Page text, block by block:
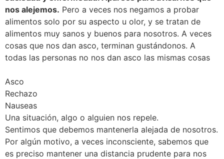
nos alejemos. Pero a veces nos negamos a probar
alimentos solo por su aspecto u olor, y se tratan de
alimentos muy sanos y buenos para nosotros. A veces
cosas que nos dan asco, terminan gustándonos. A
todas las personas no nos dan asco las mismas cosas
Asco
Rechazo
Nauseas
Una situación, algo o alguien nos repele.
Sentimos que debemos mantenerla alejada de nosotros.
Por algún motivo, a veces inconsciente, sabemos que
es preciso mantener una distancia prudente para nos